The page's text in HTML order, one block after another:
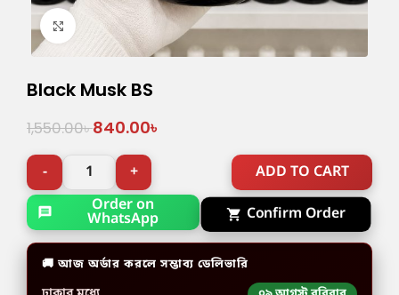
Click to enlarge
Black Musk BS
1,550.00৳840.00৳
ADD TO CART
Order on
WhatsApp Confirm Order
🚚 আজ অর্ডার করলে সম্ভাব্য ডেলিভারি